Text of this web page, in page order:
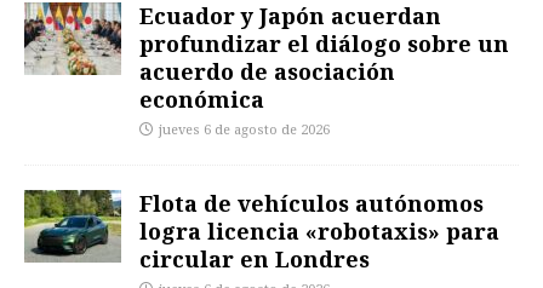
Ecuador y Japón acuerdan
profundizar el diálogo sobre un
acuerdo de asociación
económica
jueves 6 de agosto de 2026
Flota de vehículos autónomos
logra licencia «robotaxis» para
circular en Londres